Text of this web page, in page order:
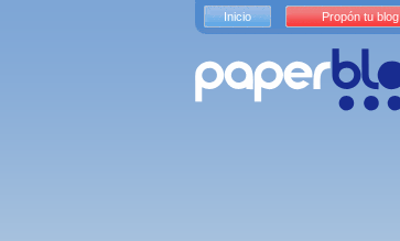
Inicio Propón tu blog